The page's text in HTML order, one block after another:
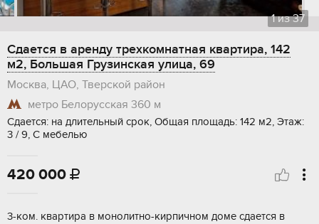
1из37
Сдается в аренду трехкомнатная квартира, 142
м2, Большая Грузинская улица, 69
Москва, ЦАО, Тверской район
метро Белорусская 360 м
Сдается: на длительный срок, Общая площадь: 142 м2, Этаж:
3 / 9, С мебелью
420 000 
3-ком. квартира в монолитно-кирпичном доме сдается в